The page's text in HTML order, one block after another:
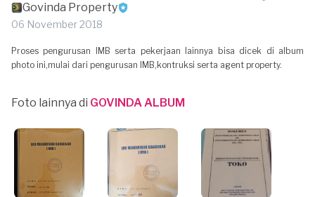
Govinda Property
06 November 2018
Proses pengurusan IMB serta pekerjaan lainnya bisa dicek di album
photo ini,mulai dari pengurusan IMB,kontruksi serta agent property.
Foto lainnya di GOVINDA ALBUM